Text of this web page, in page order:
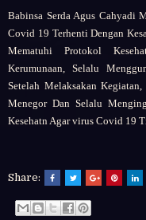
Babinsa Serda Agus Cahyadi
Covid 19 Terhenti Dengan
Mematuhi Protokol
Kerumunaan, Selalu
Setelah Melaksakan
Menegor Dan Selalu
Kesehatn Agar virus Covid 19
Share: